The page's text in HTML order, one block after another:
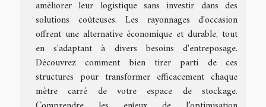
améliorer leur logistique sans investir dans des
solutions coûteuses. Les rayonnages d'occasion
offrent une alternative économique et durable, tout
en s'adaptant à divers besoins d'entreposage.
Découvrez comment bien tirer parti de ces
structures pour transformer efficacement chaque
mètre carré de votre espace de stockage.